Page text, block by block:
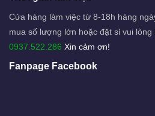
Cửa hàng làm việc từ 8-18h hàng
mua số lượng lớn hoặc đặt sỉ vui
0937.522.286 Xin cảm ơn!
Fanpage Facebook